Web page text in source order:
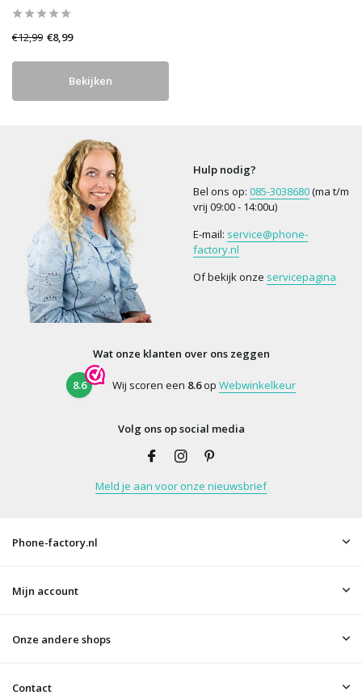
€12,99 €8,99
Bekijken
Hulp nodig?
Bel ons op: 085-3038680(ma t/m
vrij 09:00 - 14:00u)
E-mail: service@phone-
factory.nl
Of bekijk onze servicepagina
Wat onze klanten over ons zeggen
8.6 Wij scoren een 8.6op Webwinkelkeur
Volg ons op social media
Meld je aan voor onze nieuwsbrief
Phone-factory.nl
Mijn account
Onze andere shops
Contact